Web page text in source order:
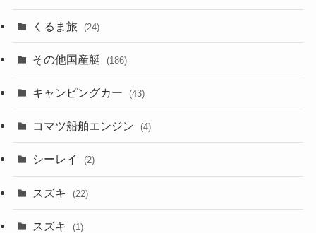
くるま旅 (24)
その他国産艇 (186)
キャンピングカー (43)
コマツ船舶エンジン (4)
シーレイ (2)
スズキ (22)
スズキ (1)